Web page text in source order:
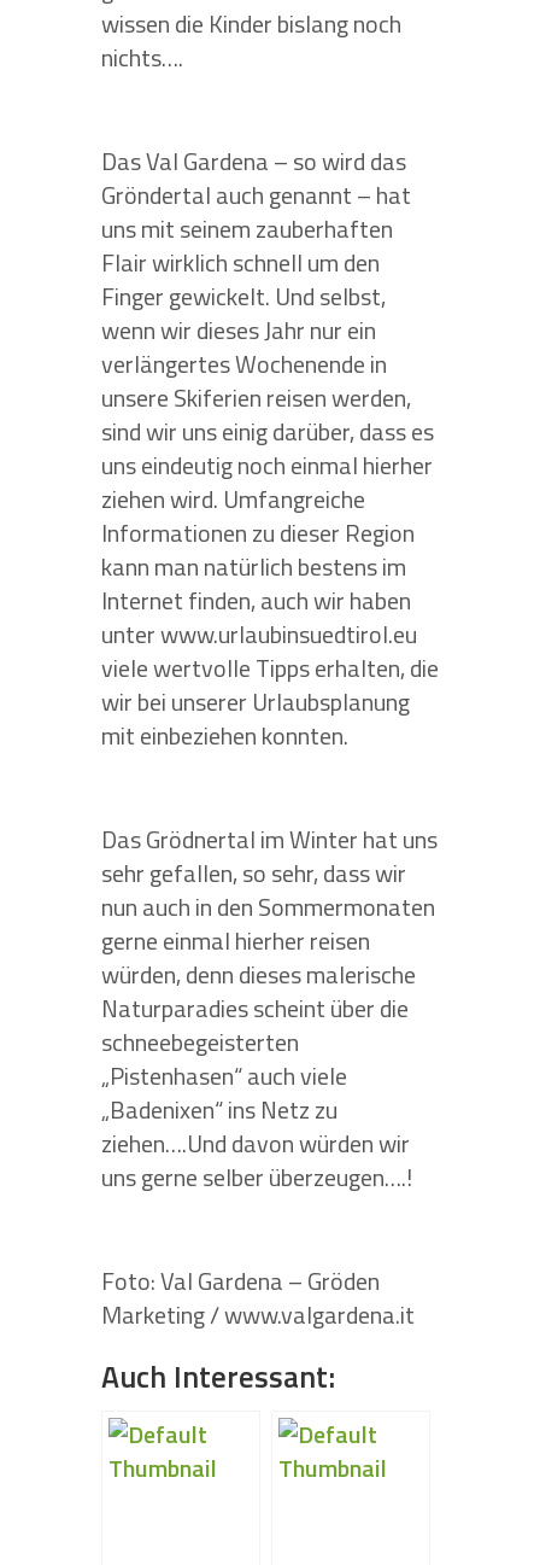
wissen die Kinder bislang noch
nichts….
Das Val Gardena – so wird das
Gröndertal auch genannt – hat
uns mit seinem zauberhaften
Flair wirklich schnell um den
Finger gewickelt. Und selbst,
wenn wir dieses Jahr nur ein
verlängertes Wochenende in
unsere Skiferien reisen werden,
sind wir uns einig darüber, dass es
uns eindeutig noch einmal hierher
ziehen wird. Umfangreiche
Informationen zu dieser Region
kann man natürlich bestens im
Internet finden, auch wir haben
unter www.urlaubinsuedtirol.eu
viele wertvolle Tipps erhalten, die
wir bei unserer Urlaubsplanung
mit einbeziehen konnten.
Das Grödnertal im Winter hat uns
sehr gefallen, so sehr, dass wir
nun auch in den Sommermonaten
gerne einmal hierher reisen
würden, denn dieses malerische
Naturparadies scheint über die
schneebegeisterten
„Pistenhasen“ auch viele
„Badenixen“ ins Netz zu
ziehen….Und davon würden wir
uns gerne selber überzeugen….!
Foto: Val Gardena – Gröden
Marketing / www.valgardena.it
Auch Interessant: